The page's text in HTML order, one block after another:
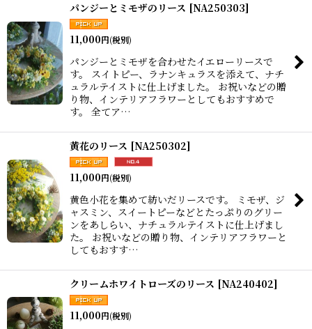
パンジーとミモザのリース [NA250303]
11,000円(税別)
パンジーとミモザを合わせたイエローリースで
す。 スイトピー、ラナンキュラスを添えて、ナチ
ュラルテイストに仕上げました。 お祝いなどの贈
り物、インテリアフラワーとしてもおすすめで
す。 全てア…
黄花のリース [NA250302]
11,000円(税別)
黄色小花を集めて紡いだリースです。 ミモザ、ジ
ャスミン、スイートピーなどとたっぷりのグリー
ンをあしらい、ナチュラルテイストに仕上げまし
た。 お祝いなどの贈り物、インテリアフラワーと
してもおすす…
クリームホワイトローズのリース [NA240402]
11,000円(税別)